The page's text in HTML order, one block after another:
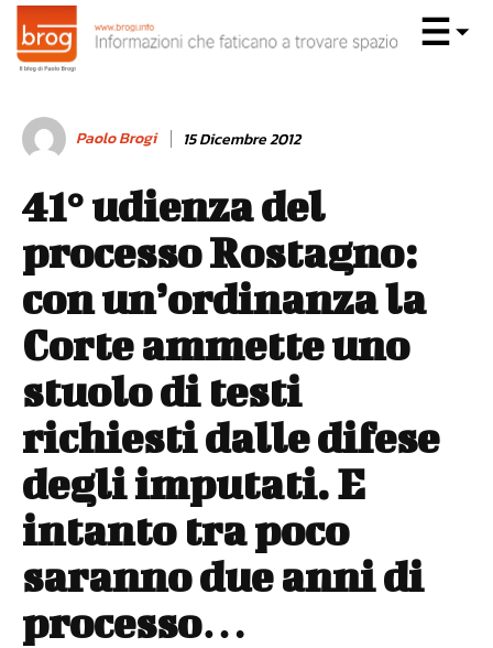
Paolo Brogi 15 Dicembre 2012
41° udienza del
processo Rostagno:
con un’ordinanza la
Corte ammette uno
stuolo di testi
richiesti dalle difese
degli imputati. E
intanto tra poco
saranno due anni di
processo…